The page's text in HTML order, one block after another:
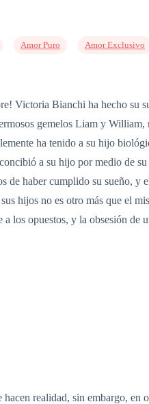
Amor Puro Amor Exclusivo
Victoria Bianchi ha hecho su
gemelos Liam y
ha tenido a su hijo
a su hijo por medio de
de haber cumplido su sueño,
hijos no es otro más que el
a los opuestos, y la obsesión
hacen realidad, sin embargo,